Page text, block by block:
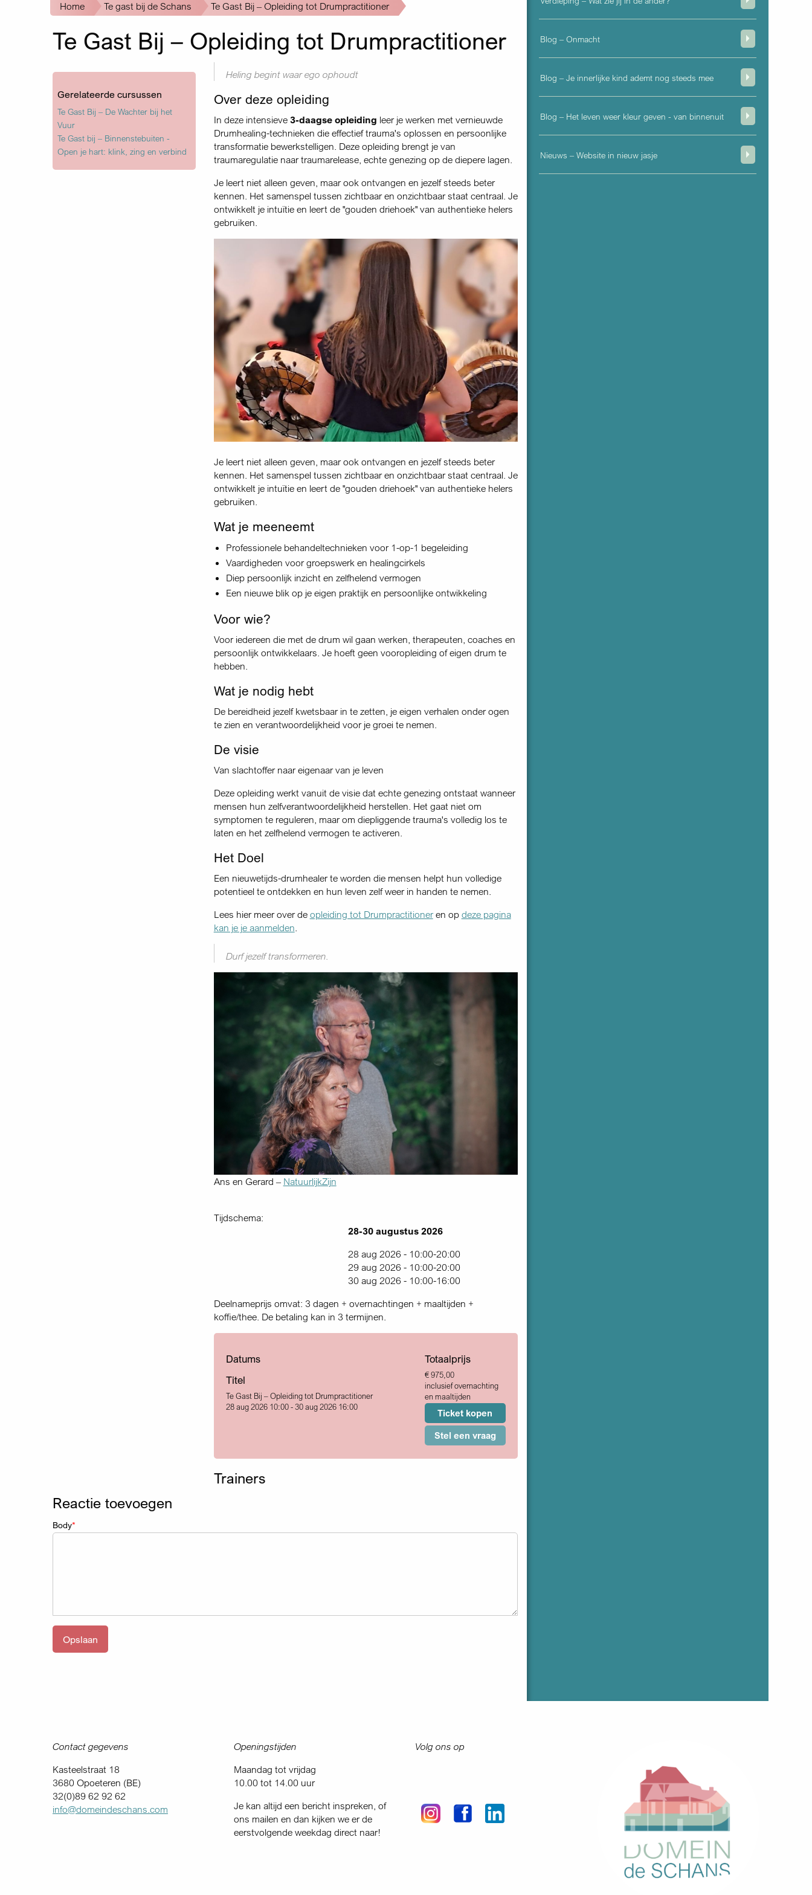
Kruimelpad
Home Te gast bij de Schans Te Gast Bij – Opleiding tot Drumpractitioner
Te Gast Bij – Opleiding tot Drumpractitioner
Heling begint waar ego ophoudt
Over deze opleiding
In deze intensieve 3-daagse opleiding leer je werken met vernieuwde
Drumhealing-technieken die effectief trauma's oplossen en persoonlijke
transformatie bewerkstelligen. Deze opleiding brengt je van
traumaregulatie naar traumarelease, echte genezing op de diepere lagen.
Je leert niet alleen geven, maar ook ontvangen en jezelf steeds beter
kennen. Het samenspel tussen zichtbaar en onzichtbaar staat centraal. Je
ontwikkelt je intuïtie en leert de "gouden driehoek" van authentieke helers
gebruiken.
Je leert niet alleen geven, maar ook ontvangen en jezelf steeds beter
kennen. Het samenspel tussen zichtbaar en onzichtbaar staat centraal. Je
ontwikkelt je intuïtie en leert de "gouden driehoek" van authentieke helers
gebruiken.
Wat je meeneemt
Professionele behandeltechnieken voor 1-op-1 begeleiding
Vaardigheden voor groepswerk en healingcirkels
Diep persoonlijk inzicht en zelfhelend vermogen
Een nieuwe blik op je eigen praktijk en persoonlijke ontwikkeling
Voor wie?
Voor iedereen die met de drum wil gaan werken, therapeuten, coaches en
persoonlijk ontwikkelaars. Je hoeft geen vooropleiding of eigen drum te
hebben.
Wat je nodig hebt
De bereidheid jezelf kwetsbaar in te zetten, je eigen verhalen onder ogen
te zien en verantwoordelijkheid voor je groei te nemen.
De visie
Van slachtoffer naar eigenaar van je leven
Deze opleiding werkt vanuit de visie dat echte genezing ontstaat wanneer
mensen hun zelfverantwoordelijkheid herstellen. Het gaat niet om
symptomen te reguleren, maar om diepliggende trauma's volledig los te
laten en het zelfhelend vermogen te activeren.
Het Doel
Een nieuwetijds-drumhealer te worden die mensen helpt hun volledige
potentieel te ontdekken en hun leven zelf weer in handen te nemen.
Lees hier meer over de opleiding tot Drumpractitioneren op deze pagina
kan je je aanmelden
Durf jezelf transformeren.
Ans en Gerard – NatuurlijkZijn
Tijdschema:
28-30 augustus 2026
28 aug 2026 - 10:00-20:00
29 aug 2026 - 10:00-20:00
30 aug 2026 - 10:00-16:00
Deelnameprijs omvat: 3 dagen + overnachtingen + maaltijden +
koffie/thee. De betaling kan in 3 termijnen.
Datums
Titel
Te Gast Bij – Opleiding tot Drumpractitioner
28 aug 2026 10:00 - 30 aug 2026 16:00
Totaalprijs
€ 975,00
inclusief overnachting
en maaltijden
Ticket kopen
Stel een vraag
Trainers
Gerelateerde cursussen
Te Gast Bij – De Wachter bij het
Vuur
Te Gast bij – Binnenstebuiten -
Open je hart: klink, zing en verbind
Reactie toevoegen
Body
Blog – Onmacht
Blog – Je innerlijke kind ademt nog steeds mee
Blog – Het leven weer kleur geven - van binnenuit
Nieuws – Website in nieuw jasje
Contact gegevens
Kasteelstraat 18
3680 Opoeteren (BE)
32(0)89 62 92 62
info@domeindeschans.com
Openingstijden
Maandag tot vrijdag
10.00 tot 14.00 uur
Je kan altijd een bericht inspreken, of
ons mailen en dan kijken we er de
eerstvolgende weekdag direct naar!
Volg ons op